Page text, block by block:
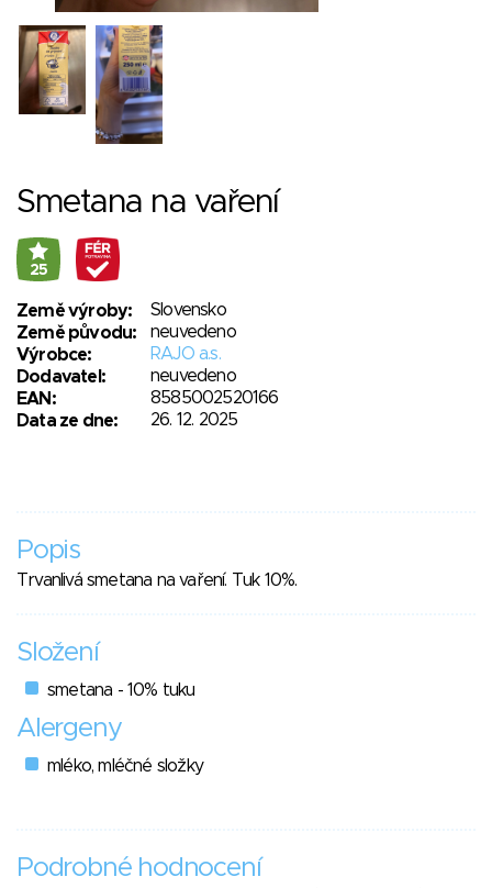
Smetana na vaření
25
Země výroby:
Slovensko
Země původu:
neuvedeno
Výrobce:
RAJO a.s.
Dodavatel:
neuvedeno
EAN:
8585002520166
Data ze dne:
26. 12. 2025
Popis
Trvanlivá smetana na vaření. Tuk 10%.
Složení
smetana - 10% tuku
Alergeny
mléko, mléčné složky
Podrobné hodnocení